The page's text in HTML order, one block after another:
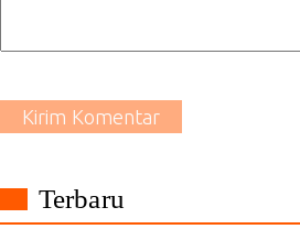
Kirim Komentar
Terbaru